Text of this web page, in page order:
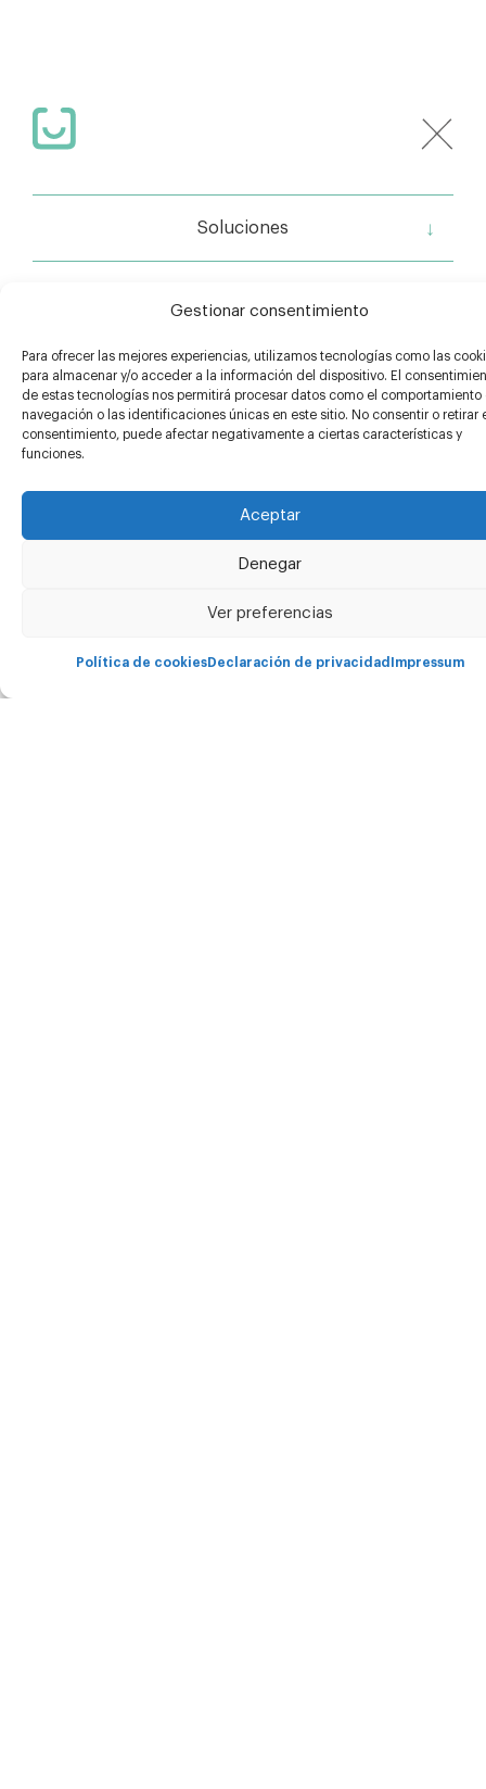
Gestionar consentimiento
Para ofrecer las mejores experiencias, utilizamos tecnologías como las
para almacenar y/o acceder a la información del dispositivo. El
de estas tecnologías nos permitirá procesar datos como el comportamiento
navegación o las identificaciones únicas en este sitio. No consentir o retirar
consentimiento, puede afectar negativamente a ciertas características y
funciones.
Aceptar
Denegar
Ver preferencias
Política de cookiesDeclaración de privacidad Impressum
Soluciones
Para quién es Carima
Asistencia técnica
Proyectos
Conócenos